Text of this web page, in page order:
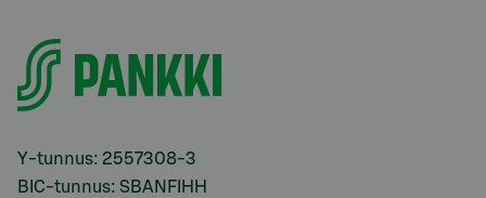
Y-tunnus: 2557308-3
BIC-tunnus: SBANFIHH